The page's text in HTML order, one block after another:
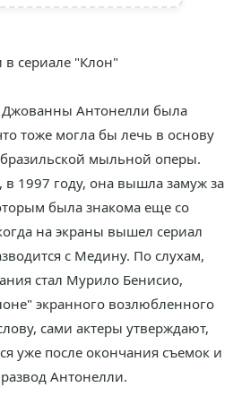
сериале "Клон"
Антонелли была
тоже могла бы лечь в основу
мыльной оперы.
в 1997 году, она вышла замуж за
была знакома еще со
на экраны вышел сериал
с Медину. По слухам,
стал Мурило Бенисио,
экранного возлюбленного
сами актеры утверждают,
уже после окончания съемок и
Антонелли.